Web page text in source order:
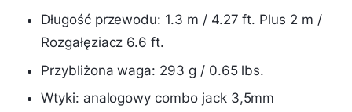
Długość przewodu: 1.3 m / 4.27 ft. Plus 2 m /
Rozgałęziacz 6.6 ft.
Przybliżona waga: 293 g / 0.65 lbs.
Wtyki: analogowy combo jack 3,5mm